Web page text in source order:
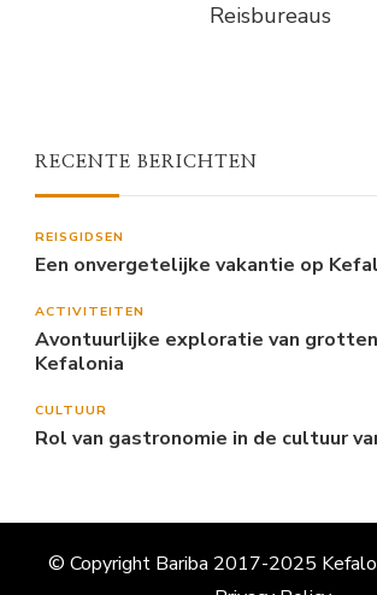
Reisbureaus
RECENTE BERICHTEN
REISGIDSEN
Een onvergetelijke vakantie op
ACTIVITEITEN
Avontuurlijke exploratie van
Kefalonia
CULTUUR
Rol van gastronomie in de cultuur
© Copyright Bariba 2017-2025